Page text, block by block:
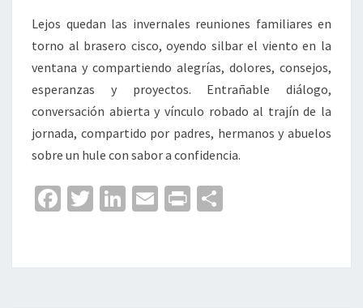
Lejos quedan las invernales reuniones familiares en
torno al brasero cisco, oyendo silbar el viento en la
ventana y compartiendo alegrías, dolores, consejos,
esperanzas y proyectos. Entrañable diálogo,
conversación abierta y vínculo robado al trajín de la
jornada, compartido por padres, hermanos y abuelos
sobre un hule con sabor a confidencia.
Fa
o
T
er
Li
dI
E
l
Pr
p